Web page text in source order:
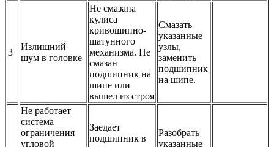
3
Излишний
шум в головке
Не смазана
кулиса
кривошипно-
шатунного
механизма. Не
смазан
подшипник на
шипе или
вышел из строя
Смазать
указанные
узлы,
заменить
подшипник
на шипе.
Не работает
система
ограничения
угловой
Заедает
подшипник в
Разобрать
указанные